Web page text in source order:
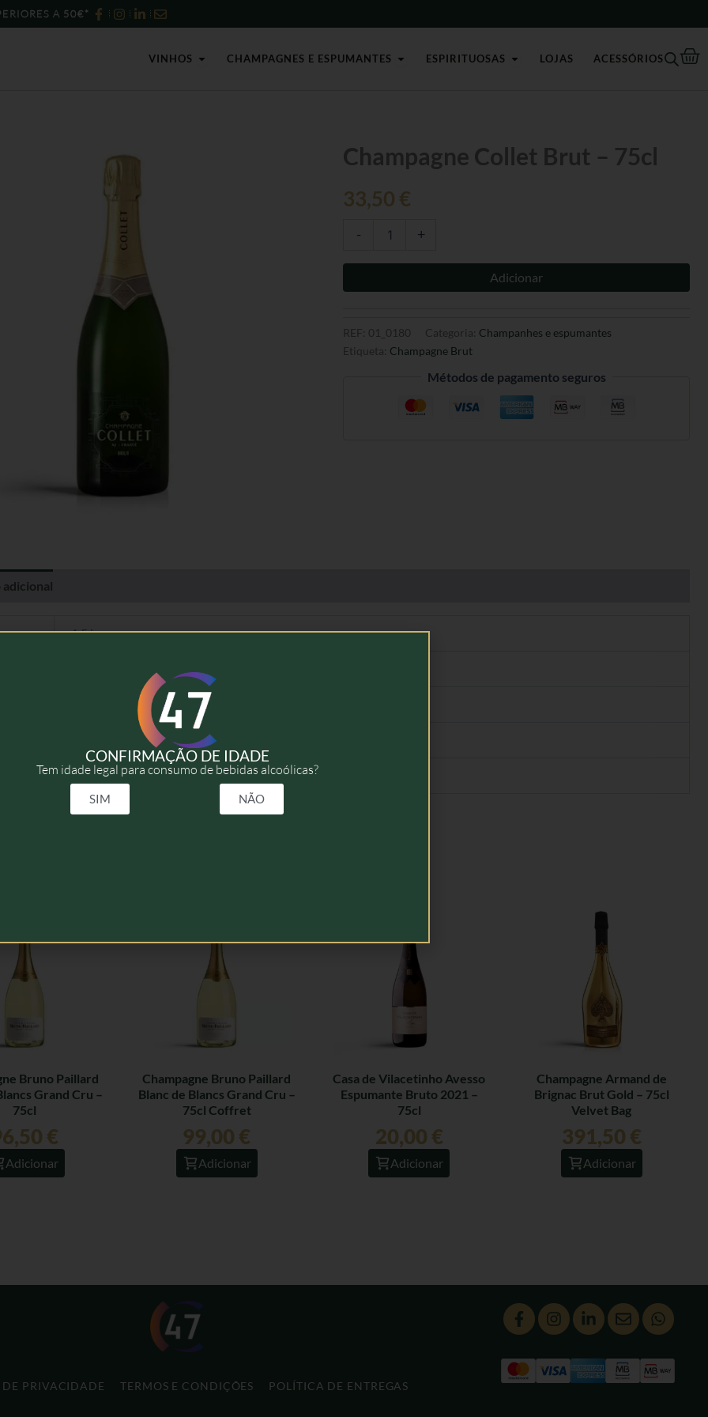
A 50€*
VINHOS Open Vinhos
CHAMPAGNES E ESPUMANTES Open Champagnes e Espumantes
ESPIRITUOSAS Open Espirituosas
LOJAS ACESSÓRIOS
Champagne Collet Brut – 75cl
33,50 €
-
Quantidade
de
Collet
+
Adicionar
REF: 01_0180 Categoria: Champanhes e espumantes
Etiqueta: Champagne Brut
Métodos de pagamento seguros
1,5 kg
Champagne Brut
75cl
Bruno Paillard
Grand Cru –
75cl
€
Adicionar
Champagne Bruno Paillard
Blanc de Blancs Grand Cru –
75cl Coffret
99,00 €
Adicionar
Casa de Vilacetinho Avesso
Espumante Bruto 2021 –
75cl
20,00 €
Adicionar
Champagne Armand de
Brignac Brut Gold – 75cl
Velvet Bag
391,50 €
Adicionar
PRIVACIDADE TERMOS E CONDIÇÕES POLÍTICA DE ENTREGAS
-
CONFIRMAÇÃO DE IDADE
Tem idade legal para consumo de bebidas alcoólicas?
SIM NÃO